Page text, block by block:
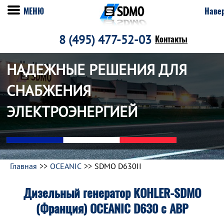
8 (495) 477-52-03 Контакты
МЕНЮ
НАДЕЖНЫЕ РЕШЕНИЯ ДЛЯ
СНАБЖЕНИЯ
ЭЛЕКТРОЭНЕРГИЕЙ
Главная OCEANIC SDMO D630II
Дизельный генератор KOHLER-SDMO
(Франция) OCEANIC D630 c АВР